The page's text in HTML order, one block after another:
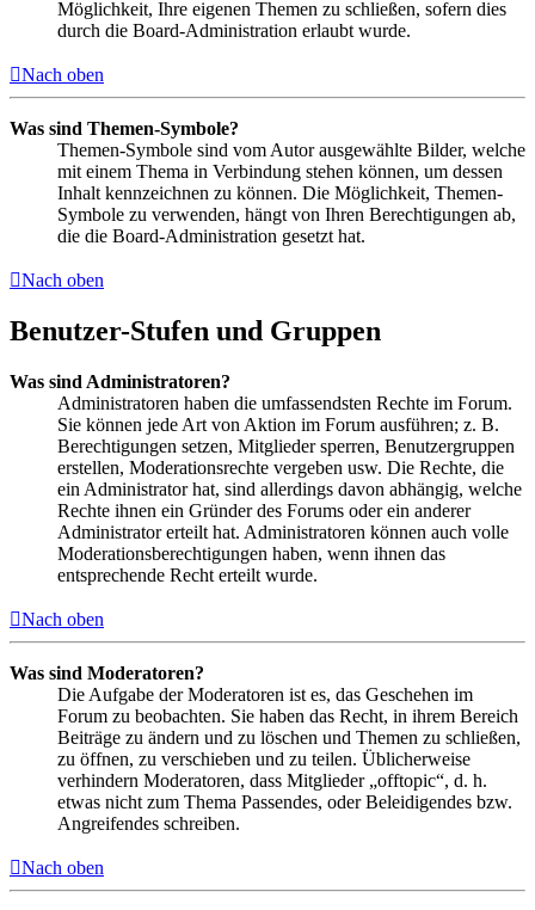
Möglichkeit, Ihre eigenen Themen zu schließen, sofern dies
durch die Board-Administration erlaubt wurde.
Nach oben
Was sind Themen-Symbole?
Themen-Symbole sind vom Autor ausgewählte Bilder, welche
mit einem Thema in Verbindung stehen können, um dessen
Inhalt kennzeichnen zu können. Die Möglichkeit, Themen-
Symbole zu verwenden, hängt von Ihren Berechtigungen ab,
die die Board-Administration gesetzt hat.
Nach oben
Benutzer-Stufen und Gruppen
Was sind Administratoren?
Administratoren haben die umfassendsten Rechte im Forum.
Sie können jede Art von Aktion im Forum ausführen; z. B.
Berechtigungen setzen, Mitglieder sperren, Benutzergruppen
erstellen, Moderationsrechte vergeben usw. Die Rechte, die
ein Administrator hat, sind allerdings davon abhängig, welche
Rechte ihnen ein Gründer des Forums oder ein anderer
Administrator erteilt hat. Administratoren können auch volle
Moderationsberechtigungen haben, wenn ihnen das
entsprechende Recht erteilt wurde.
Nach oben
Was sind Moderatoren?
Die Aufgabe der Moderatoren ist es, das Geschehen im
Forum zu beobachten. Sie haben das Recht, in ihrem Bereich
Beiträge zu ändern und zu löschen und Themen zu schließen,
zu öffnen, zu verschieben und zu teilen. Üblicherweise
verhindern Moderatoren, dass Mitglieder „offtopic“, d. h.
etwas nicht zum Thema Passendes, oder Beleidigendes bzw.
Angreifendes schreiben.
Nach oben